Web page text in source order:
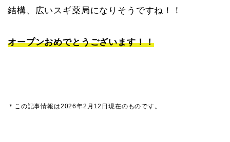
結構、広いスギ薬局になりそうですね！！
オープンおめでとうございます！！
＊この記事情報は2026年2月12日現在のものです。